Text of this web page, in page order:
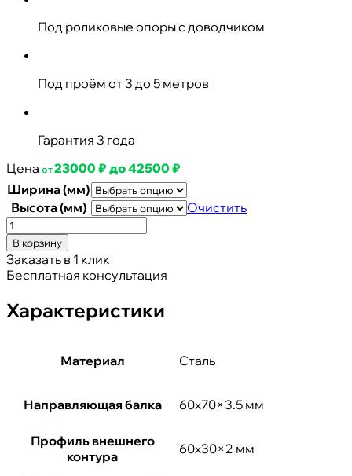
Под роликовые опоры с доводчиком
Под проём от 3 до 5 метров
Гарантия 3 года
Цена от23000 ₽ до42500 ₽
Ширина (мм)
Высота (мм)
Очистить
Количество
товара
Ворота
откатные
В корзину
Заказать в 1 клик
Бесплатная консультация
Характеристики
Материал Сталь
Направляющая балка 60х70×3.5 мм
Профиль внешнего
контура
60х30×2 мм